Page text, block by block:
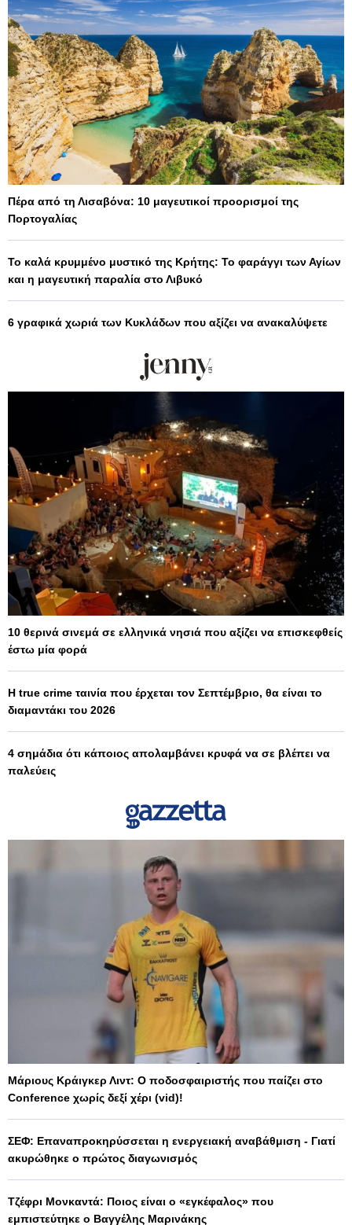
Πέρα από τη Λισαβόνα: 10 μαγευτικοί προορισμοί της
Πορτογαλίας
Το καλά κρυμμένο μυστικό της Κρήτης: Το φαράγγι των Αγίων
και η μαγευτική παραλία στο Λιβυκό
6 γραφικά χωριά των Κυκλάδων που αξίζει να ανακαλύψετε
10 θερινά σινεμά σε ελληνικά νησιά που αξίζει να επισκεφθείς
έστω μία φορά
Η true crime ταινία που έρχεται τον Σεπτέμβριο, θα είναι το
διαμαντάκι του 2026
4 σημάδια ότι κάποιος απολαμβάνει κρυφά να σε βλέπει να
παλεύεις
Μάριους Κράιγκερ Λιντ: Ο ποδοσφαιριστής που παίζει στο
Conference χωρίς δεξί χέρι (vid)!
ΣΕΦ: Επαναπροκηρύσσεται η ενεργειακή αναβάθμιση - Γιατί
ακυρώθηκε ο πρώτος διαγωνισμός
Τζέφρι Μονκαντά: Ποιος είναι ο «εγκέφαλος» που
εμπιστεύτηκε ο Βαγγέλης Μαρινάκης